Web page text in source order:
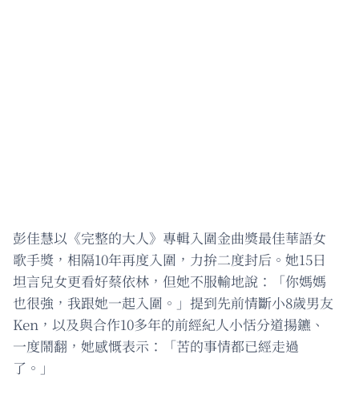
彭佳慧以《完整的大人》專輯入圍金曲獎最佳華語女
歌手獎，相隔10年再度入圍，力拚二度封后。她15日
坦言兒女更看好蔡依林，但她不服輸地說：「你媽媽
也很強，我跟她一起入圍。」提到先前情斷小8歲男友
Ken，以及與合作10多年的前經紀人小恬分道揚鑣、
一度鬧翻，她感慨表示：「苦的事情都已經走過
了。」